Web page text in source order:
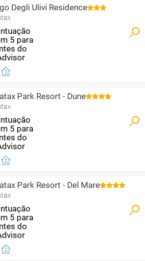
Degli Ulivi Residence
Park Resort - Dune
Park Resort - Del Mare